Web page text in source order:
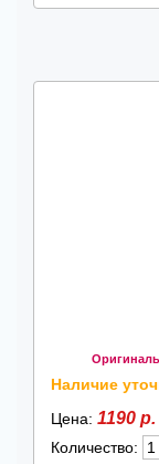
Наличие
Цена: 1190 р.
Количество: